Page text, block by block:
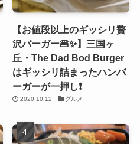
【お値段以上のギッシリ贅
沢バーガー🍔✨】三国ヶ
丘・The Dad Bod Burger
はギッシリ詰まったハンバ
ーガーが一押し❗️
2020.10.12 グルメ